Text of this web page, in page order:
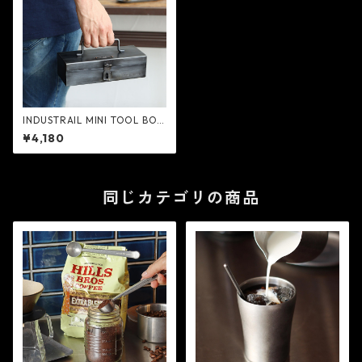
INDUSTRAIL MINI TOOL BOX
- POST GENERAL
¥4,180
同じカテゴリの商品